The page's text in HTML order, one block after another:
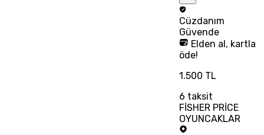
Cüzdanım
Güvende
Elden al, kartla
öde!
1.500 TL
6 taksit
FİSHER PRİCE
OYUNCAKLAR